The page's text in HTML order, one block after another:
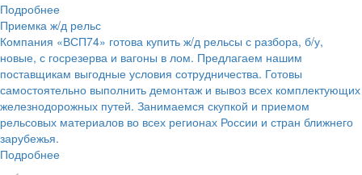
Подробнее
Приемка ж/д рельс
Компания «ВСП74» готова купить ж/д рельсы с разбора, б/у,
новые, с госрезерва и вагоны в лом. Предлагаем нашим
поставщикам выгодные условия сотрудничества. Готовы
самостоятельно выполнить демонтаж и вывоз всех комплектующих
железнодорожных путей. Занимаемся скупкой и приемом
рельсовых материалов во всех регионах России и стран ближнего
зарубежья.
Подробнее